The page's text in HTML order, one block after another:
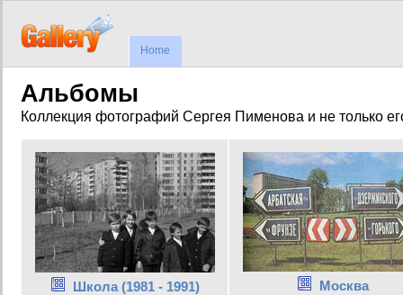
Home
Альбомы
Коллекция фотографий Сергея Пименова и не только
Школа (1981 - 1991) Москва